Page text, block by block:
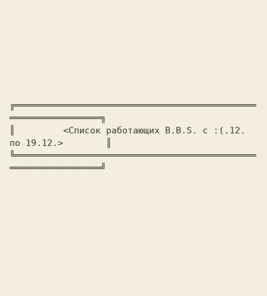
╔═════════════════════════════════════════════
═════════════════╗
<Список работающих B.B.S. с :(. 12.
по 19.12.>
╚═════════════════════════════════════════════